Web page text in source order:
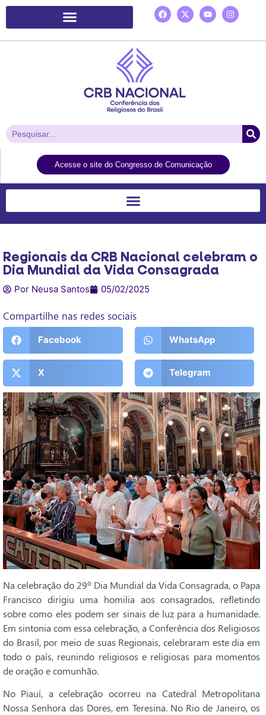
Acesse o site do Congresso de Comunicação
Regionais da CRB Nacional celebram o
Dia Mundial da Vida Consagrada
Por Neusa Santos 05/02/2025
Compartilhe nas redes sociais
Facebook WhatsApp
X Telegram
Na celebração do 29º Dia Mundial da Vida Consagrada, o Papa
Francisco dirigiu uma homilia aos consagrados, refletindo
sobre como eles podem ser sinais de luz para a humanidade.
Em sintonia com essa celebração, a Conferência dos Religiosos
do Brasil, por meio de suas Regionais, celebraram este dia em
todo o país, reunindo religiosos e religiosas para momentos
de oração e comunhão.
No Piauí, a celebração ocorreu na Catedral Metropolitana
Nossa Senhora das Dores, em Teresina. No Rio de Janeiro, os